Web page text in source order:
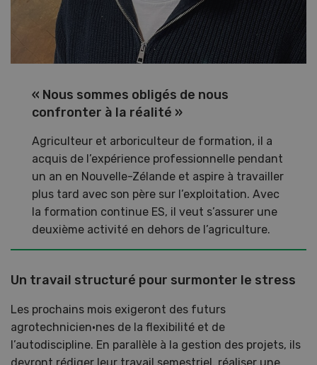
« Nous sommes obligés de nous
confronter à la réalité »
Agriculteur et arboriculteur de formation, il a
acquis de l’expérience professionnelle pendant
un an en Nouvelle-Zélande et aspire à travailler
plus tard avec son père sur l’exploitation. Avec
la formation continue ES, il veut s’assurer une
deuxième activité en dehors de l’agriculture.
Un travail structuré pour surmonter le stress
Les prochains mois exigeront des futurs
agrotechnicien·nes de la flexibilité et de
l’autodiscipline. En parallèle à la gestion des projets, ils